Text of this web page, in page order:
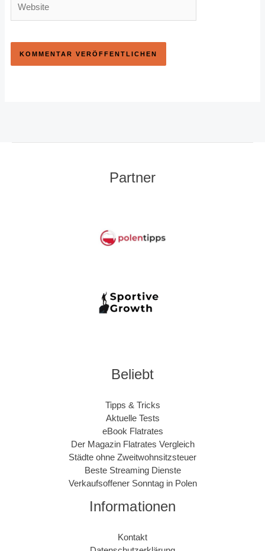
Partner
Beliebt
Tipps & Tricks
Aktuelle Tests
eBook Flatrates
Der Magazin Flatrates Vergleich
Städte ohne Zweitwohnsitzsteuer
Beste Streaming Dienste
Verkaufsoffener Sonntag in Polen
Informationen
Kontakt